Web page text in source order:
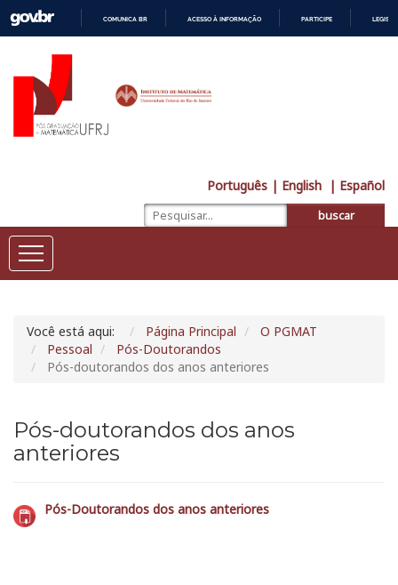
COMUNICA BR ACESSO À INFORMAÇÃO PARTICIPE
Português | English | Español
buscar
Você está aqui: Página Principal
O PGMAT
Pessoal
Pós-Doutorandos
Pós-doutorandos dos anos anteriores
Pós-doutorandos dos anos
anteriores
Pós-Doutorandos dos anos anteriores